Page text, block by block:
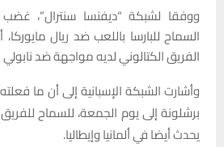
ووفقا لشبكة “ديفنسا سنترال”،
السماح للبارسا باللعب ضد ريال
الفريق الكتالوني لديه مواجهة ضد
وأشارت الشبكة الإسبانية إلى أن ما فعلته
برشلونة إلى يوم الجمعة، للسماح
يحدث أيضا في ألمانيا وإيطاليا.